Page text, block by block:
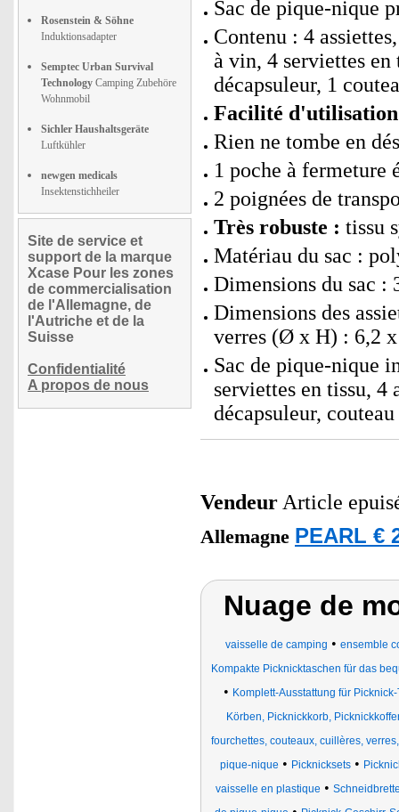
Rosenstein & Söhne
Induktionsadapter
Semptec Urban Survival
Technology Camping Zubehöre
Wohnmobil
Sichler Haushaltsgeräte
Luftkühler
newgen medicals
Insektenstichheiler
Site de service et
support de la marque
Xcase Pour les zones
de commercialisation
de l'Allemagne, de
l'Autriche et de la
Suisse
Confidentialité
A propos de nous
Sac de pique-nique
Contenu : 4
à vin, 4 serviettes
décapsuleur, 1
Facilité
Rien ne tombe en
1 poche à fermeture
2 poignées de
Très robuste : tissu
Matériau du sac :
Dimensions du sac :
Dimensions des
verres (Ø x H) : 6,2
Sac de pique-nique
serviettes en tissu, 4
décapsuleur,
Vendeur Article
Allemagne PEARL €
Nuage de
vaisselle de camping • ensemble
Kompakte Picknicktaschen für das
• Komplett-Ausstattung für
Körben, Picknickkorb,
fourchettes, couteaux, cuillères,
pique-nique • Picknicksets•
vaisselle en plastique •